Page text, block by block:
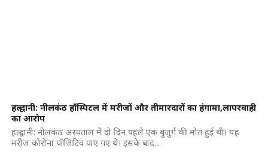
हल्द्वानी: नीलकंठ हॉस्पिटल में मरीजों और तीमारदारों का हंगामा,लापरवाही
का आरोप
हल्द्वानी: नीलकंठ अस्पताल में दो दिन पहले एक बुजुर्ग की मौत हुई थी। यह
मरीज कोरोना पॉजिटिव पाए गए थे। इसके बाद...